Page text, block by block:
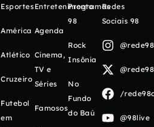
Esportes
América
Atlético
Cruzeiro
Futebol
em
Entretenimento
Agenda
Cinema,
TV e
Séries
Famosos
Programas
98
Rock
Insônia
No
Fundo
do Baú
Redes
Sociais 98
/
@98live